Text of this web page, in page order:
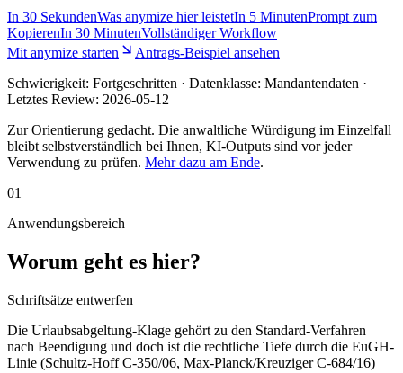
In 30 SekundenWas anymize hier leistetIn 5 MinutenPrompt zum
KopierenIn 30 MinutenVollständiger Workflow
Mit anymize starten
Antrags-Beispiel ansehen
Schwierigkeit: Fortgeschritten · Datenklasse: Mandantendaten ·
Letztes Review: 2026-05-12
Zur Orientierung gedacht. Die anwaltliche Würdigung im Einzelfall
bleibt selbstverständlich bei Ihnen, KI-Outputs sind vor jeder
Verwendung zu prüfen. Mehr dazu am Ende.
01
Anwendungsbereich
Worum geht es hier?
Schriftsätze entwerfen
Die Urlaubsabgeltung-Klage gehört zu den Standard-Verfahren
nach Beendigung und doch ist die rechtliche Tiefe durch die EuGH-
Linie (Schultz-Hoff C-350/06, Max-Planck/Kreuziger C-684/16)